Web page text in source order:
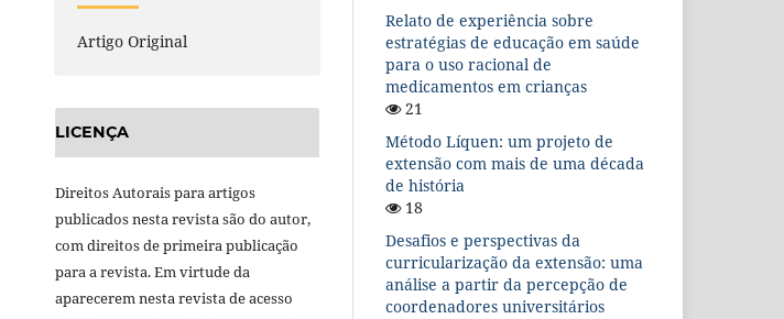
Artigo Original
LICENÇA
Direitos Autorais para artigos
publicados nesta revista são do autor,
com direitos de primeira publicação
para a revista. Em virtude da
aparecerem nesta revista de acesso
Relato de experiência sobre
estratégias de educação em saúde
para o uso racional de
medicamentos em crianças
21
Método Líquen: um projeto de
extensão com mais de uma década
de história
18
Desafios e perspectivas da
curricularização da extensão: uma
análise a partir da percepção de
coordenadores universitários